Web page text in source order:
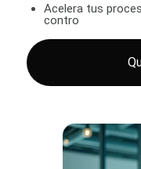
Acelera tus
contro